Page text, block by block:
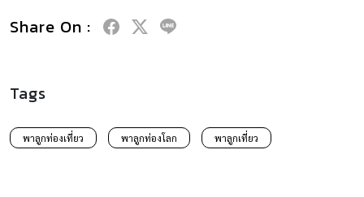
Share On :
Tags
พาลูกท่องเที่ยว พาลูกท่องโลก พาลูกเที่ยว